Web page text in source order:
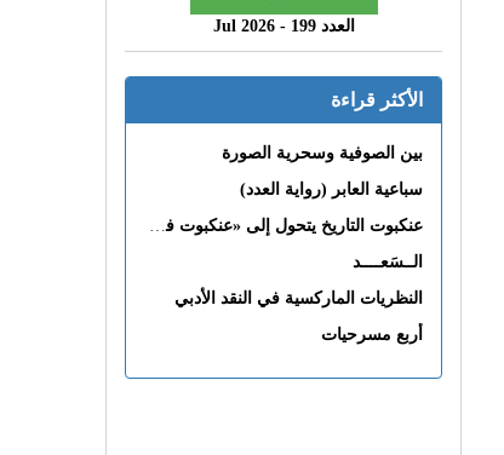
العدد 199 - 2026 Jul
الأكثر قراءة
بين الصوفية وسحرية الصورة
سباعية العابر (رواية العدد)
عنكبوت التاريخ يتحول إلى «عنكبوت فى القلب»
الــسَعــــد
النظريات الماركسية في النقد الأدبي
أربع مسرحيات